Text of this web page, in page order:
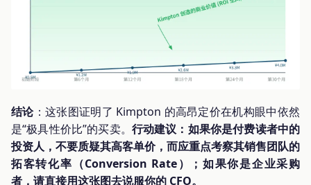
结论：这张图证明了 Kimpton 的高昂定价在机构眼中依然
是“极具性价比”的买卖。 行动建议：如果你是付费读者中的
投资人，不要质疑其高客单价，而应重点考察其销售团队的
拓客转化率（Conversion Rate）；如果你是企业采购
者，请直接用这张图去说服你的 CFO。